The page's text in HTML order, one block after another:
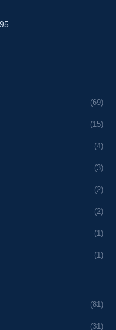
(69)
(15)
(4)
(3)
(2)
(2)
(1)
(1)
(81)
(31)